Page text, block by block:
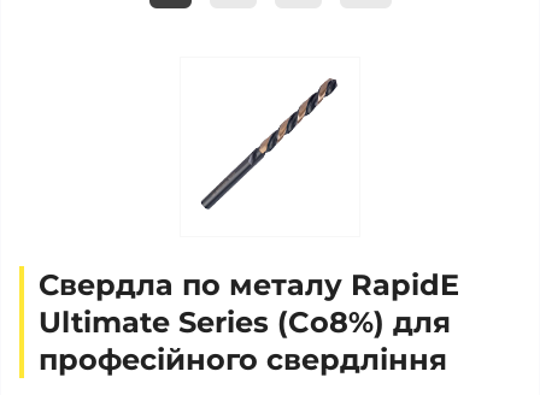
Свердла по металу RapidE
Ultimate Series (Co8%) для
професійного свердління